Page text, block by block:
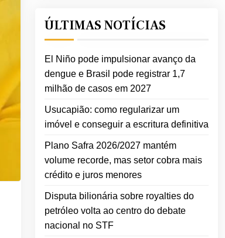
ÚLTIMAS NOTÍCIAS
El Niño pode impulsionar avanço da
dengue e Brasil pode registrar 1,7
milhão de casos em 2027
Usucapião: como regularizar um
imóvel e conseguir a escritura definitiva
Plano Safra 2026/2027 mantém
volume recorde, mas setor cobra mais
crédito e juros menores
Disputa bilionária sobre royalties do
petróleo volta ao centro do debate
nacional no STF